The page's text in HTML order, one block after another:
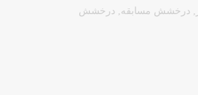
, درخشش مسابقه , درخشش